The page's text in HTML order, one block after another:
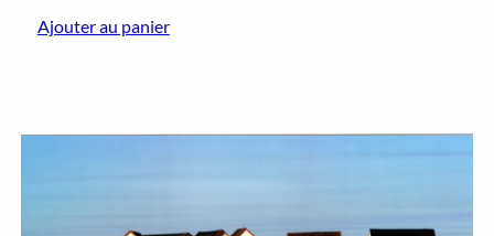
Ajouter au panier